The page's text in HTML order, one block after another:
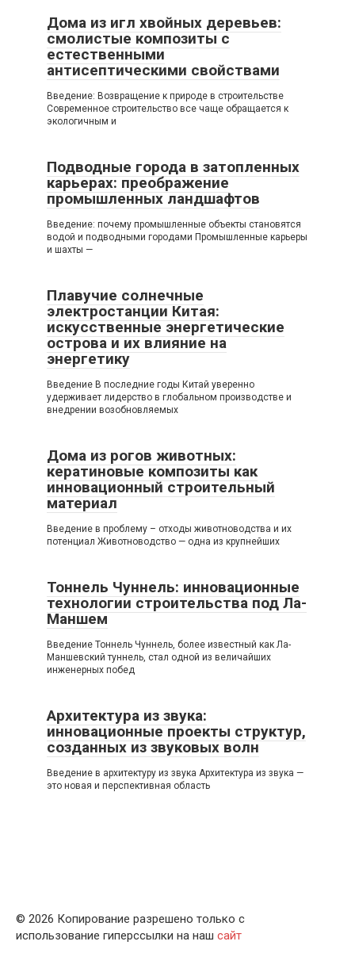
Дома из игл хвойных деревьев:
смолистые композиты с
естественными
антисептическими свойствами
Введение: Возвращение к природе в строительстве
Современное строительство все чаще обращается к
экологичным и
Подводные города в затопленных
карьерах: преображение
промышленных ландшафтов
Введение: почему промышленные объекты становятся
водой и подводными городами Промышленные карьеры
и шахты —
Плавучие солнечные
электростанции Китая:
искусственные энергетические
острова и их влияние на
энергетику
Введение В последние годы Китай уверенно
удерживает лидерство в глобальном производстве и
внедрении возобновляемых
Дома из рогов животных:
кератиновые композиты как
инновационный строительный
материал
Введение в проблему – отходы животноводства и их
потенциал Животноводство — одна из крупнейших
Тоннель Чуннель: инновационные
технологии строительства под Ла-
Маншем
Введение Тоннель Чуннель, более известный как Ла-
Маншевский туннель, стал одной из величайших
инженерных побед
Архитектура из звука:
инновационные проекты структур,
созданных из звуковых волн
Введение в архитектуру из звука Архитектура из звука —
это новая и перспективная область
© 2026 Копирование разрешено только с
использование гиперссылки на наш сайт